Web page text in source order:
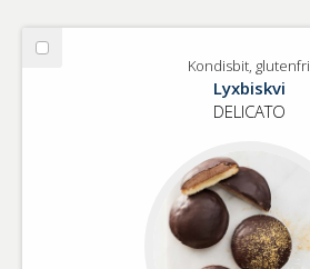
Välj
Kondisbit, glutenfri
Lyxbiskvi
DELICATO